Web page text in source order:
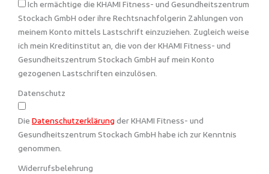
Ich ermächtige die KHAMI Fitness- und Gesundheitszentrum
Stockach GmbH oder ihre Rechtsnachfolgerin Zahlungen von
meinem Konto mittels Lastschrift einzuziehen. Zugleich weise
ich mein Kreditinstitut an, die von der KHAMI Fitness- und
Gesundheitszentrum Stockach GmbH auf mein Konto
gezogenen Lastschriften einzulösen.
Datenschutz
Die Datenschutzerklärung der KHAMI Fitness- und
Gesundheitszentrum Stockach GmbH habe ich zur Kenntnis
genommen.
Widerrufsbelehrung